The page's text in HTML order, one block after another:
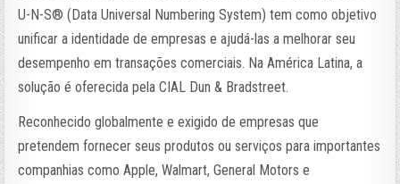
U-N-S®️ (Data Universal Numbering System) tem como objetivo
unificar a identidade de empresas e ajudá-las a melhorar seu
desempenho em transações comerciais. Na América Latina, a
solução é oferecida pela CIAL Dun & Bradstreet.
Reconhecido globalmente e exigido de empresas que
pretendem fornecer seus produtos ou serviços para importantes
companhias como Apple, Walmart, General Motors e